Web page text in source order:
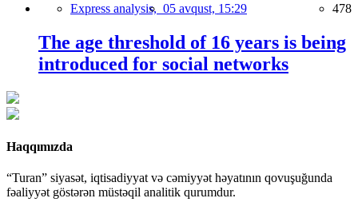
Express analysis, 05 avqust, 15:29 478
The age threshold of 16 years is being
introduced for social networks
Haqqımızda
“Turan” siyasət, iqtisadiyyat və cəmiyyət həyatının qovuşuğunda
fəaliyyət göstərən müstəqil analitik qurumdur.